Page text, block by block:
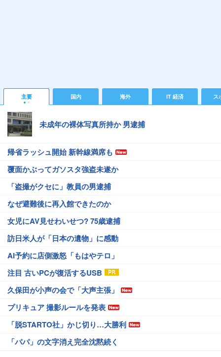
主要 国内 海外 IT 経済 ス
未成年の裸体写真所持か 男逮捕
帰省ラッシュ開始 新幹線満席も
覆面かぶってガソスタ強盗未遂か
「盗撮がクセに」教員の男逮捕
なぜ避難後に再入館できたのか
女児にAV見せわいせつ? 75歳逮捕
訪日米人が「日本の遺物」に感動
AI予約に店側激怒「もはやテロ」
注目 古いPCが復活するUSB
久保田が小声の会で「大声主張」
プリキュア 撮影ルールを発表
「脱STARTO社」かじ切り…大勝利
「パパ」の文字消え完全沈黙続く